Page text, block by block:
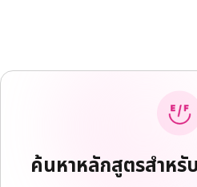
ค้นหาหลักสูตรสำห